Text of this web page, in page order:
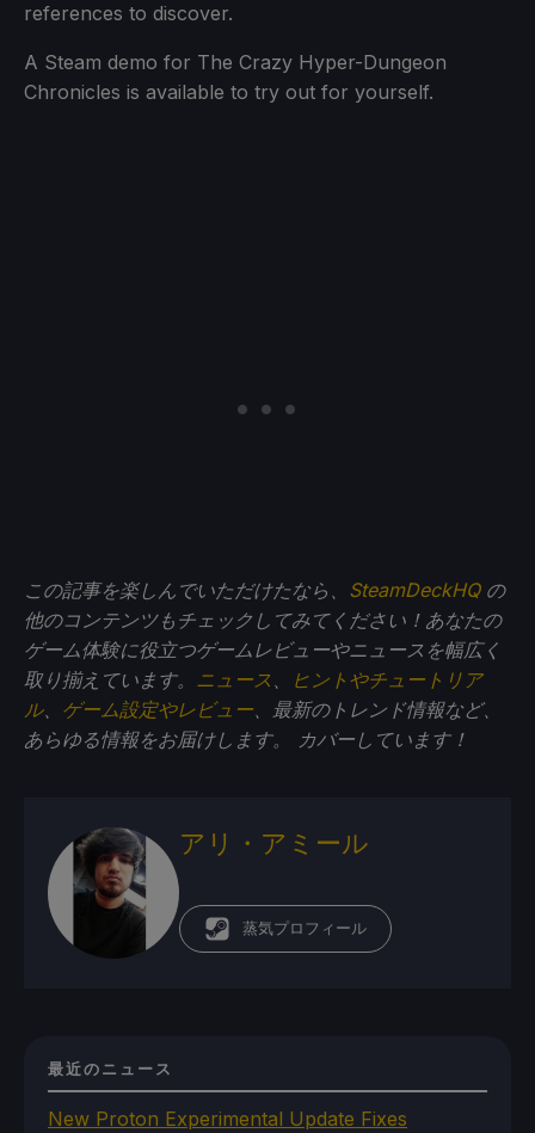
references to discover.
A Steam demo for The Crazy Hyper-Dungeon
Chronicles is available to try out for yourself.
この記事を楽しんでいただけたなら、 SteamDeckHQの
他のコンテンツもチェックしてみてください！あなたの
ゲーム体験に役立つゲームレビューやニュースを幅広く
取り揃えています。 ニュース 、
ヒントやチュートリア
ル、 ゲーム設定やレビュー、最新のトレンド情報など、
あらゆる情報をお届けします。
カバーしています！
アリ・アミール
蒸気プロフィール
最近のニュース
New Proton Experimental Update Fixes